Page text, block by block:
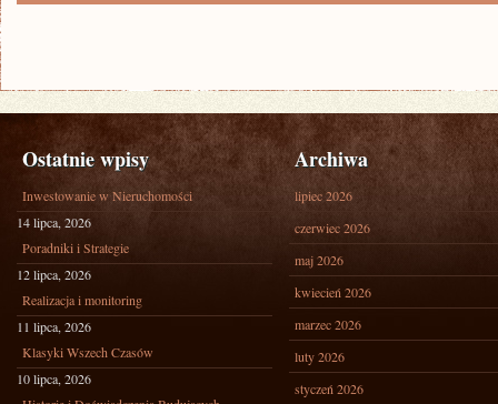
Ostatnie wpisy
Inwestowanie w Nieruchomości
14 lipca, 2026
Poradniki i Strategie
12 lipca, 2026
Realizacja i monitoring
11 lipca, 2026
Klasyki Wszech Czasów
10 lipca, 2026
Archiwa
lipiec 2026
czerwiec 2026
maj 2026
kwiecień 2026
marzec 2026
luty 2026
styczeń 2026